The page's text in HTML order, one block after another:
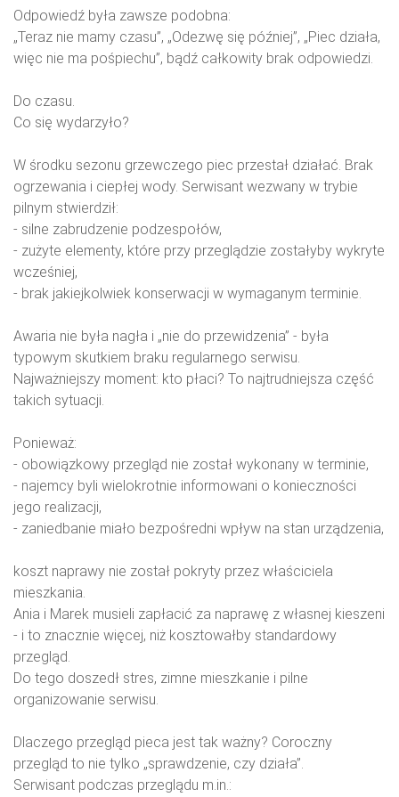
Odpowiedź była zawsze podobna:
„Teraz nie mamy czasu”, „Odezwę się później”, „Piec działa,
więc nie ma pośpiechu”, bądź całkowity brak odpowiedzi.
Do czasu.
Co się wydarzyło?
W środku sezonu grzewczego piec przestał działać. Brak
ogrzewania i ciepłej wody. Serwisant wezwany w trybie
pilnym stwierdził:
- silne zabrudzenie podzespołów,
- zużyte elementy, które przy przeglądzie zostałyby wykryte
wcześniej,
- brak jakiejkolwiek konserwacji w wymaganym terminie.
Awaria nie była nagła i „nie do przewidzenia” - była
typowym skutkiem braku regularnego serwisu.
Najważniejszy moment: kto płaci? To najtrudniejsza część
takich sytuacji.
Ponieważ:
- obowiązkowy przegląd nie został wykonany w terminie,
- najemcy byli wielokrotnie informowani o konieczności
jego realizacji,
- zaniedbanie miało bezpośredni wpływ na stan urządzenia,
koszt naprawy nie został pokryty przez właściciela
mieszkania.
Ania i Marek musieli zapłacić za naprawę z własnej kieszeni
- i to znacznie więcej, niż kosztowałby standardowy
przegląd.
Do tego doszedł stres, zimne mieszkanie i pilne
organizowanie serwisu.
Dlaczego przegląd pieca jest tak ważny? Coroczny
przegląd to nie tylko „sprawdzenie, czy działa”.
Serwisant podczas przeglądu m.in.: